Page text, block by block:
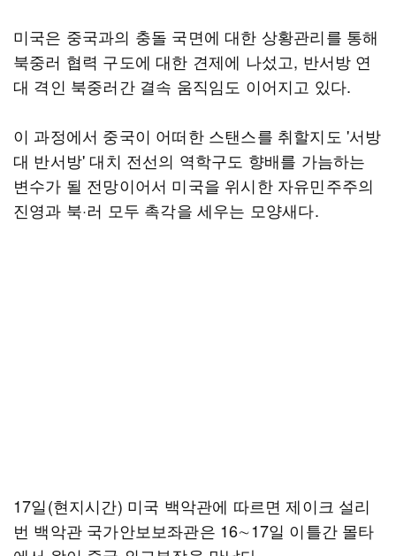
미국은 중국과의 충돌 국면에 대한 상황관리를 통해
북중러 협력 구도에 대한 견제에 나섰고, 반서방 연
대 격인 북중러간 결속 움직임도 이어지고 있다.
이 과정에서 중국이 어떠한 스탠스를 취할지도 '서방
대 반서방' 대치 전선의 역학구도 향배를 가늠하는
변수가 될 전망이어서 미국을 위시한 자유민주주의
진영과 북·러 모두 촉각을 세우는 모양새다.
17일(현지시간) 미국 백악관에 따르면 제이크 설리
번 백악관 국가안보보좌관은 16∼17일 이틀간 몰타